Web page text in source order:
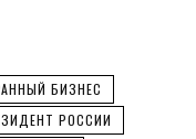
БИЗНЕС
РОССИИ